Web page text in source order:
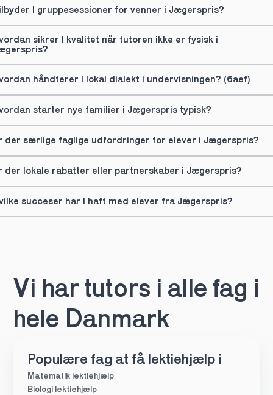
I gruppesessioner for venner i Jægerspris?
sikrer I kvalitet når tutoren ikke er fysisk i
håndterer I lokal dialekt i undervisningen? (6aef)
starter nye familier i Jægerspris typisk?
der særlige faglige udfordringer for elever i Jægerspris?
der lokale rabatter eller partnerskaber i Jægerspris?
succeser har I haft med elever fra Jægerspris?
Vi har tutors i alle fag i
hele Danmark
Populære fag at få lektiehjælp i
Matematik lektiehjælp
Biologi lektiehjælp